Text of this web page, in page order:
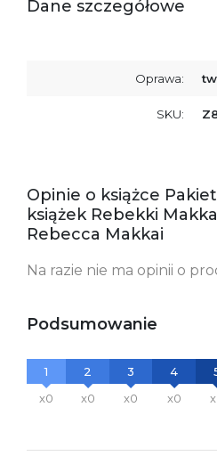
Dane szczegółowe
Oprawa:
SKU:
Opinie o książce Pakiet
książek Rebekki
Rebecca Makkai
Na razie nie ma opinii o
Podsumowanie
1
x0
2
x0
3
x0
4
x0